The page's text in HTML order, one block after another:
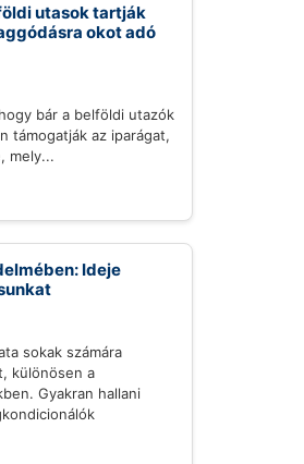
utasok tartják
okot adó
bár a belföldi utazók
támogatják az iparágat,
mely...
Ideje
sokak számára
különösen a
Gyakran hallani